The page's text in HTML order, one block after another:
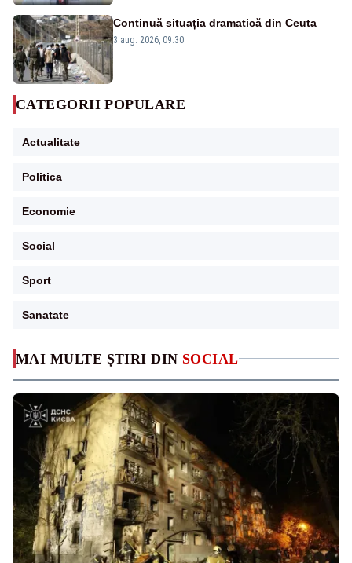
MAI MULTE ȘTIRI DIN SOCIAL
Continuă situația dramatică din Ceuta
3 aug. 2026, 09:30
CATEGORII POPULARE
Actualitate
Politica
Economie
Social
Sport
Sanatate